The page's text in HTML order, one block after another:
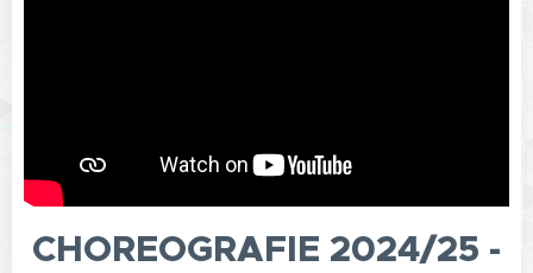
CHOREOGRAFIE 2024/25 -